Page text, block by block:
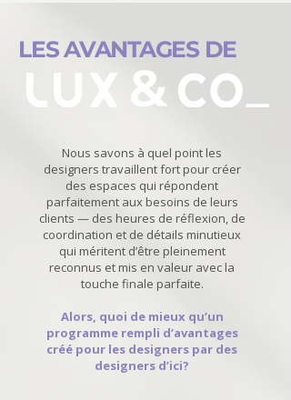
LES AVANTAGES DE
Nous savons à quel point les
designers travaillent fort pour créer
des espaces qui répondent
parfaitement aux besoins de leurs
clients — des heures de réflexion, de
coordination et de détails minutieux
qui méritent d’être pleinement
reconnus et mis en valeur avec la
touche finale parfaite.
Alors, quoi de mieux qu’un
programme rempli d’avantages
créé pour les designers par des
designers d’ici?